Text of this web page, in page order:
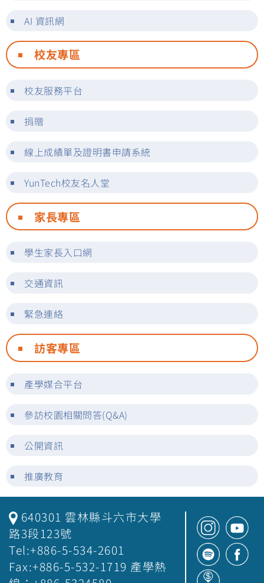
AI 資訊網
校友專區
校友服務平台
捐贈
線上成績單及證明書申請系統
YunTech校友名人堂
家長專區
學生家長入口網
交通資訊
緊急連絡
訪客專區
產學媒合平台
參訪校園相關問答(Q&A)
公開資訊
推廣教育
640301 雲林縣斗六市大學
路3段123號
Tel:+886-5-534-2601
Fax:+886-5-532-1719 產學熱